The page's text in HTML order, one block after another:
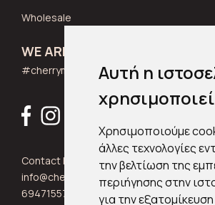
Αυτή η
Χρησιμοποιούμε
άλλες τεχνολογίες
την βελτίωση της
περιήγησης στην
για την εξατομίκευση
Wholesale
WE ARE SOCIAL
#cherrymuse_wear
Contact Info:
info@cherrymuse.com
6947155705